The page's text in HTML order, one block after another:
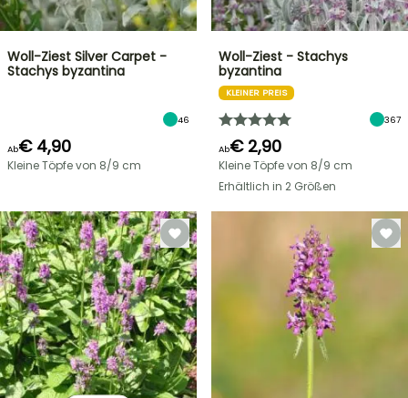
Woll-Ziest Silver Carpet -
Stachys byzantina
46
Ab€ 4,90
Kleine Töpfe von 8/9 cm
Woll-Ziest - Stachys
byzantina
KLEINER PREIS
367
Ab€ 2,90
Kleine Töpfe von 8/9 cm
Erhältlich in 2 Größen